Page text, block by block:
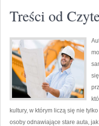
Treści od
kultury, w którym liczą się nie
osoby odnawiające stare auta,